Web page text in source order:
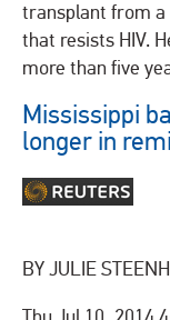
transplant from
that resists HIV.
more than five
Mississippi
longer in
BY JULIE